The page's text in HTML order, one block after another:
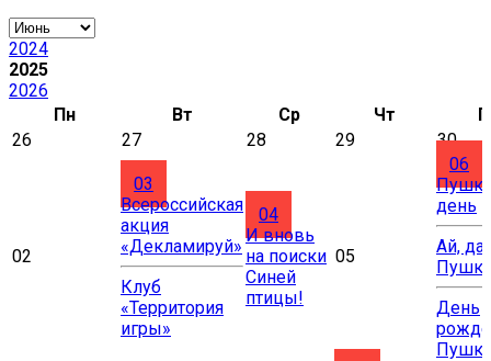
2024
2025
2026
Пн
Вт Ср Чт
26
27 28 29 30
02
03
Всероссийская
акция
«Декламируй»
Клуб
«Территория
игры»
04
И вновь
на поиски
Синей
птицы!
05
06
день
Ай, да
День